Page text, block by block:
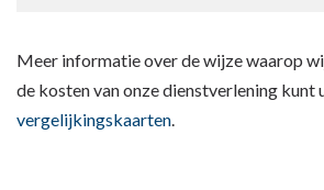
Meer informatie over de wijze waarop
de kosten van onze dienstverlening kunt
vergelijkingskaarten.